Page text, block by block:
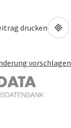
drucken
vorschlagen